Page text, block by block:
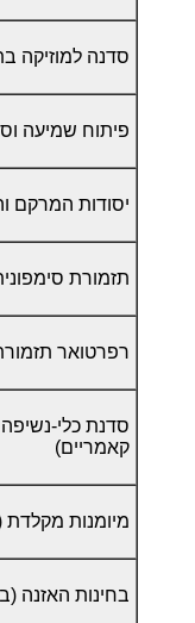
סדנה למוזיקה
פיתוח שמיעה
יסודות המרקם
תזמורת
רפרטואר
סדנת כלי-
קאמריים)
מיומנות מקלדת
בחינות האזנה